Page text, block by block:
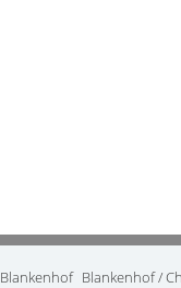
Blankenhof Blankenhof /